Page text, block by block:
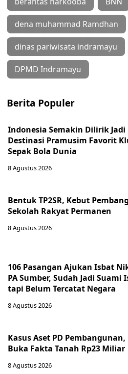
dena muhammad Ramdhan
dinas pariwisata indramayu
DPMD Indramayu
Berita Populer
Indonesia Semakin Dilirik Jadi
Destinasi Pramusim Favorit
Sepak Bola Dunia
8 Agustus 2026
Bentuk TP2SR, Kebut
Sekolah Rakyat Permanen
8 Agustus 2026
106 Pasangan Ajukan Isbat
PA Sumber, Sudah Jadi Suami
tapi Belum Tercatat Negara
8 Agustus 2026
Kasus Aset PD Pembangunan,
Buka Fakta Tanah Rp23 Miliar
8 Agustus 2026